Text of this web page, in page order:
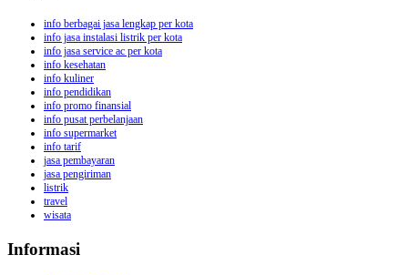
info berbagai jasa lengkap per kota
info jasa instalasi listrik per kota
info jasa service ac per kota
info kesehatan
info kuliner
info pendidikan
info promo finansial
info pusat perbelanjaan
info supermarket
info tarif
jasa pembayaran
jasa pengiriman
listrik
travel
wisata
Informasi